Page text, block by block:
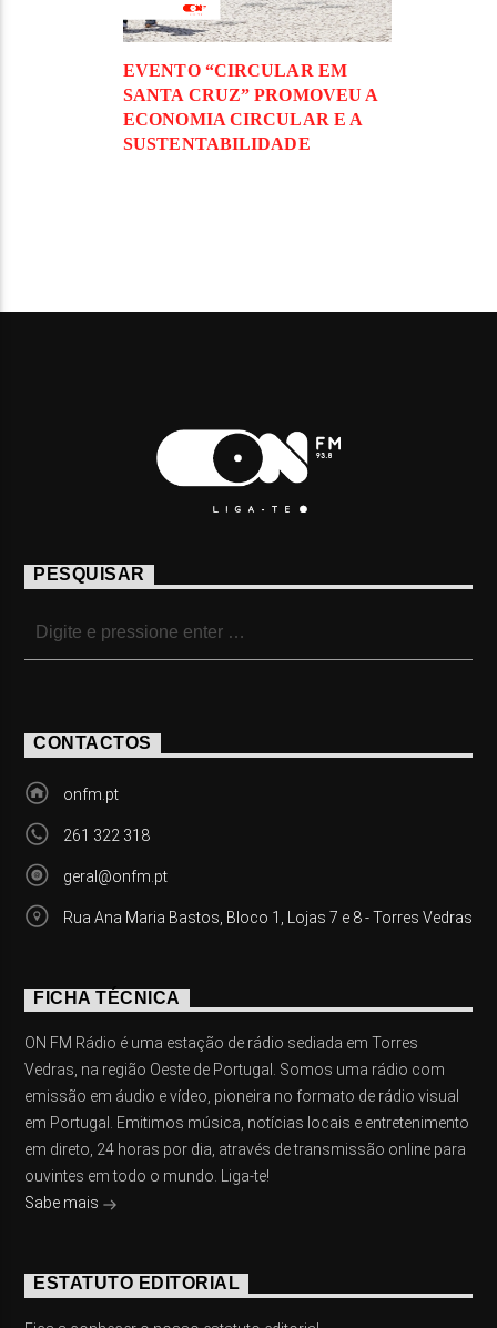
EVENTO “CIRCULAR EM
SANTA CRUZ” PROMOVEU A
ECONOMIA CIRCULAR E A
SUSTENTABILIDADE
PESQUISAR
CONTACTOS
onfm.pt
261 322 318
geral@onfm.pt
Rua Ana Maria Bastos, Bloco 1, Lojas 7 e 8 - Torres Vedras
FICHA TÉCNICA
ON FM Rádio é uma estação de rádio sediada em Torres
Vedras, na região Oeste de Portugal. Somos uma rádio com
emissão em áudio e vídeo, pioneira no formato de rádio visual
em Portugal. Emitimos música, notícias locais e entretenimento
em direto, 24 horas por dia, através de transmissão online para
ouvintes em todo o mundo. Liga-te!
Sabe mais
ESTATUTO EDITORIAL